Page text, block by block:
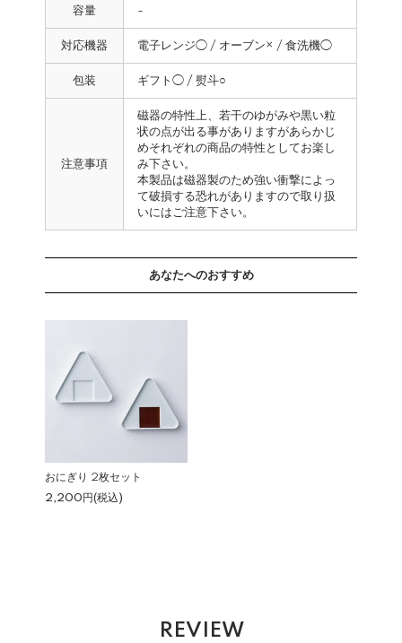
容量 -
対応機器 電子レンジ◯ / オーブン× / 食洗機◯
包装 ギフト◯ / 熨斗○
注意事項
磁器の特性上、若干のゆがみや黒い粒
状の点が出る事がありますがあらかじ
めそれぞれの商品の特性としてお楽し
み下さい。
本製品は磁器製のため強い衝撃によっ
て破損する恐れがありますので取り扱
いにはご注意下さい。
あなたへのおすすめ
おにぎり 2枚セット
2,200円(税込)
REVIEW